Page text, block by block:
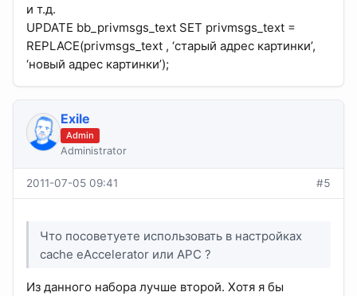
и т.д.
UPDATE bb_privmsgs_text SET privmsgs_text =
REPLACE(privmsgs_text , ‘старый адрес картинки’,
‘новый адрес картинки’);
Exile
Admin
Administrator
2011-07-05 09:41 #5
Что посоветуете использовать в настройках
cache eAccelerator или APC ?
Из данного набора лучше второй. Хотя я бы